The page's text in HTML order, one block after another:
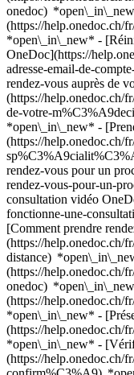
onedoc)
(https://help.onedoc.ch/
*open\_in\_new* -
OneDoc](https://
adresse-email-de-
rendez-vous auprès de
(https://help.onedoc.ch/
de-votre-
*open\_in\_new* -
(https://help.onedoc.ch/
rendez-vous pour un
rendez-vous-pour-un-
consultation vidéo
fonctionne-une-
[Comment prendre
(https://help.onedoc.ch/
distance)
(https://help.onedoc.ch/
onedoc)
(https://help.onedoc.ch/
*open\_in\_new* -
(https://help.onedoc.ch/
*open\_in\_new* - [Vérifier qu'un rendez-vous est confirmé](https://help.onedoc.ch/fr/v%C3%A9rifier-quun-rendez-vous-est-confirm%C3%A9) *open\_in\_new* - [Annuler un rendez-vous pris en ligne sur OneDoc](https://help.onedoc.ch/fr/annuler-un-rendez-vous-pris-en-ligne-sur-onedoc) *open\_in\_new* - [Je ne reçois pas de confirmation de rendez-vous](https://help.onedoc.ch/fr/je-ne-re%C3%A7ois-pas-de-confirmation-de-rendez-vous) *open\_in\_new* [Voir tous nos articles *open\_in\_new*](https://help.onedoc.ch/fr/) # Centre Médical Lausanne Ouest - CMLO ![Badge indiquant un profil vérifié](https://www.onedoc.ch/assets/images/icons/checkmark.svg) ## Centre médical Carte Présentation L'équipe ![Icône caméra avec un symbole lecture annonçant que le professionnel de santé propose des consultations vidéo](https://www.onedoc.ch/assets/images/icons/video-consultations.svg) ### Consultations vidéo Centre Médical Lausanne Ouest - CMLO propose des consultations vidéo ![Icône patient avec un signe plus annonçant que le professionnel accepte de nouveaux patients](https://www.onedoc.ch/assets/images/icons/new-patients.svg) ### Patients acceptés Centre Médical Lausanne Ouest - CMLO accepte les nouveaux patients ![Icône mallette annonçant les spécialités du professionnel de santé](https://www.onedoc.ch/assets/images/icons/specialties.svg) ### Spécialités Acupuncture Cardiologie Chiropratique Chirurgie Chirurgie orthopédique Chirurgie plastique, reconstructive et esthétique Chirurgie viscérale Dermatologie et vénéréologie Endocrinologie/diabétologie